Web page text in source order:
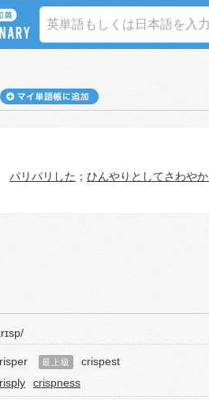
パリパリした ； ひんやりとしてさわや
最上級 crispest
crispness